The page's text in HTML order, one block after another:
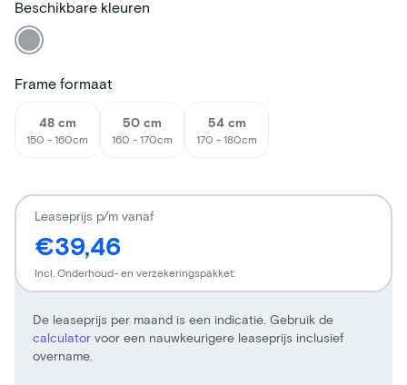
Beschikbare kleuren
Frame formaat
48 cm
150 - 160cm
50 cm
160 - 170cm
54 cm
170 - 180cm
De leaseprijs per maand is een indicatie. Gebruik de
calculator voor een nauwkeurigere leaseprijs inclusief
overname.
Leaseprijs p/m vanaf
€39,46
Incl. Onderhoud- en verzekeringspakket: